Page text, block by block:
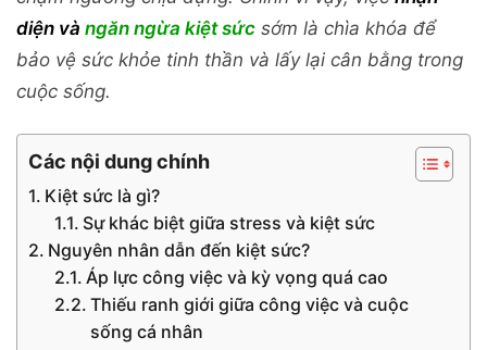
diện và ngăn ngừa kiệt sức sớm là chìa khóa để
bảo vệ sức khỏe tinh thần và lấy lại cân bằng trong
cuộc sống.
Các nội dung chính
Kiệt sức là gì?
Sự khác biệt giữa stress và kiệt sức
Nguyên nhân dẫn đến kiệt sức?
Áp lực công việc và kỳ vọng quá cao
Thiếu ranh giới giữa công việc và cuộc
sống cá nhân